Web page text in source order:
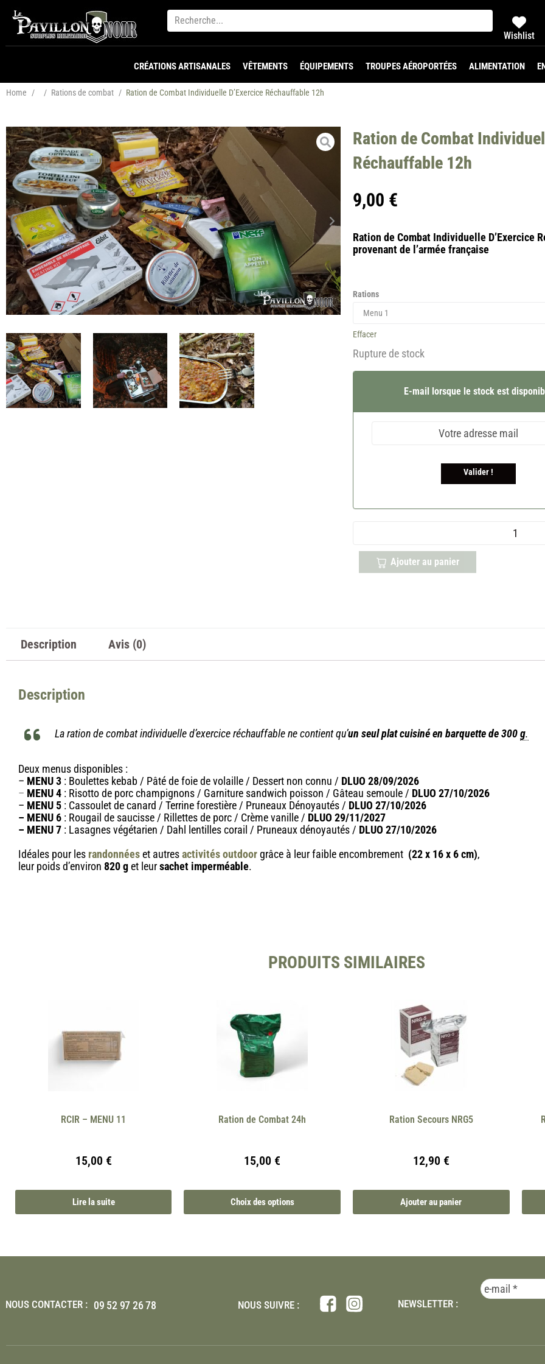
Wishlist
CRÉATIONS ARTISANALES VÊTEMENTS ÉQUIPEMENTS TROUPES AÉROPORTÉES ALIMENTATION
Home / / Rations de combat / Ration de Combat Individuelle D’Exercice Réchauffable 12h
Ration de Combat
Réchauffable 12h
9,00 €
Ration de Combat Individuelle D’Exercice
provenant de l’armée française
Rations
Effacer
Rupture de stock
E-mail lorsque le stock est
Valider !
Ajouter au panier
Description Avis (0)
Description
La ration de combat individuelle d’exercice réchauffable ne contient qu’un seul plat cuisiné en barquette de 300g.
Deux menus disponibles :
– MENU 3 : Boulettes kebab / Pâté de foie de volaille / Dessert non connu / DLUO 28/09/2026
– MENU 4 : Risotto de porc champignons / Garniture sandwich poisson / Gâteau semoule / DLUO 27/10/2026
– MENU 5 : Cassoulet de canard / Terrine forestière / Pruneaux Dénoyautés / DLUO 27/10/2026
– MENU 6 : Rougail de saucisse / Rillettes de porc / Crème vanille / DLUO 29/11/2027
– MENU 7 : Lasagnes végétarien / Dahl lentilles corail / Pruneaux dénoyautés / DLUO 27/10/2026
Idéales pour les randonnéeset autresactivités outdoorgrâce à leur faible encombrement (22 x 16 x 6 cm),
leur poids d’environ 820 get leursachet imperméable.
PRODUITS SIMILAIRES
RCIR – MENU 11
15,00 €
Lire la suite
Ration de Combat 24h
15,00 €
Choix des options
Ration Secours NRG5
12,90 €
Ajouter au panier
NOUS CONTACTER : 09 52 97 26 78 NOUS SUIVRE : NEWSLETTER :